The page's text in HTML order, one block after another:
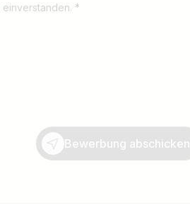
einverstanden. *
Bewerbung abschicken